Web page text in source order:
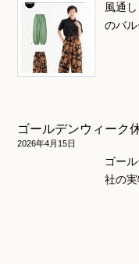
風通
のバ
ゴールデンウィーク
2026年4月15日
ゴー
社の